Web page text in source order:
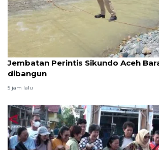
Jembatan Perintis Sikundo Aceh
dibangun
5 jam lalu